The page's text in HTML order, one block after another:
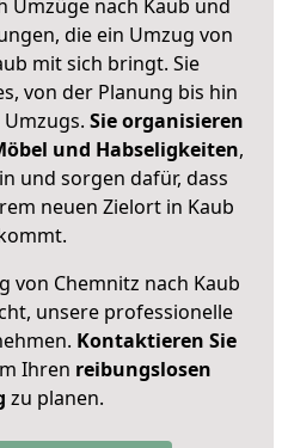
Umzüge nach Kaub und
die ein Umzug von
mit sich bringt. Sie
von der Planung bis hin
Sie organisieren
und Habseligkeiten,
und sorgen dafür, dass
neuen Zielort in Kaub
von Chemnitz nach Kaub
unsere professionelle
Kontaktieren Sie
Ihren reibungslosen
zu planen.